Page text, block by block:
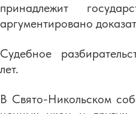
принадлежит
аргументировано
Судебное
лет.
В Свято-Никольском